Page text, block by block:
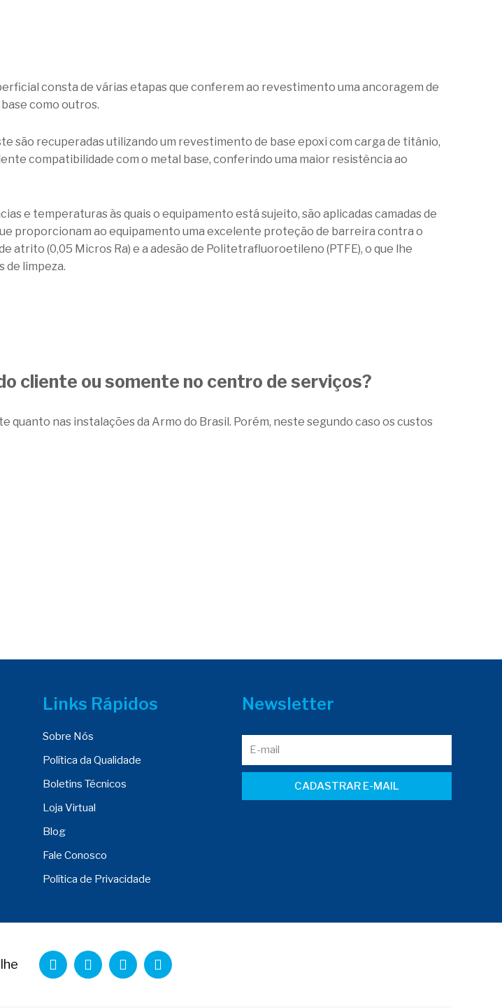
consta de várias etapas que conferem ao revestimento uma ancoragem de
como outros.
são recuperadas utilizando um revestimento de base epoxi com carga de titânio,
compatibilidade com o metal base, conferindo uma maior resistência ao
e temperaturas às quais o equipamento está sujeito, são aplicadas camadas de
proporcionam ao equipamento uma excelente proteção de barreira contra o
atrito (0,05 Micros Ra) e a adesão de Politetrafluoroetileno (PTFE), o que lhe
limpeza.
cliente ou somente no centro de serviços?
nas instalações da Armo do Brasil. Porém, neste segundo caso os custos
Links Rápidos
Sobre Nós
Política da Qualidade
Boletins Técnicos
Loja Virtual
Blog
Fale Conosco
Política de Privacidade
Newsletter
CADASTRAR E-MAIL